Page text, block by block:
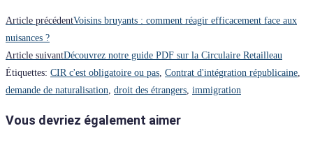
Article précédentVoisins bruyants : comment réagir efficacement face aux
nuisances ?
Article suivantDécouvrez notre guide PDF sur la Circulaire Retailleau
Étiquettes: CIR c'est obligatoire ou pas, Contrat d'intégration républicaine,
demande de naturalisation, droit des étrangers, immigration
Vous devriez également aimer